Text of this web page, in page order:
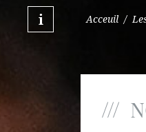
Acceuil /